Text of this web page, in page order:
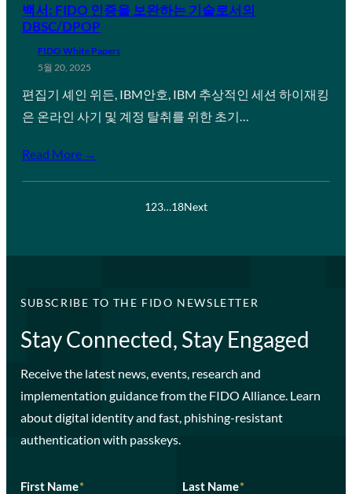
백서: FIDO 인증을 보완하는 기술로서의
DBSC/DPOP
FIDO White Papers
5월 20, 2025
편집기 셰인 위든, IBM안호, IBM 추상적인 세션 하이재킹
은 온라인 사기 및 계정 탈취를 위한 초기…
Read More →
123…18Next
SUBSCRIBE TO THE FIDO NEWSLETTER
Stay Connected, Stay Engaged
Receive the latest news, events, research and
implementation guidance from the FIDO Alliance. Learn
about digital identity and fast, phishing-resistant
authentication with passkeys.
First Name* Last Name*